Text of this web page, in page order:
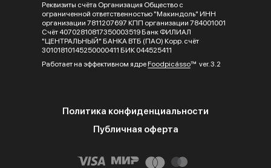
Реквизиты счёта Организация Общество с
ограниченной ответственностью "Макиндоль" ИНН
организации 7811207697 КПП организации 784001001
Счёт 40702810817350003519 Банк ФИЛИАЛ
"ЦЕНТРАЛЬНЫЙ" БАНКА ВТБ (ПАО) Корр. счёт
30101810145250000411 БИК 044525411
Работает на эффективном ядреFoodpicássover. 3.2
Политика конфиденциальности
Публичная оферта